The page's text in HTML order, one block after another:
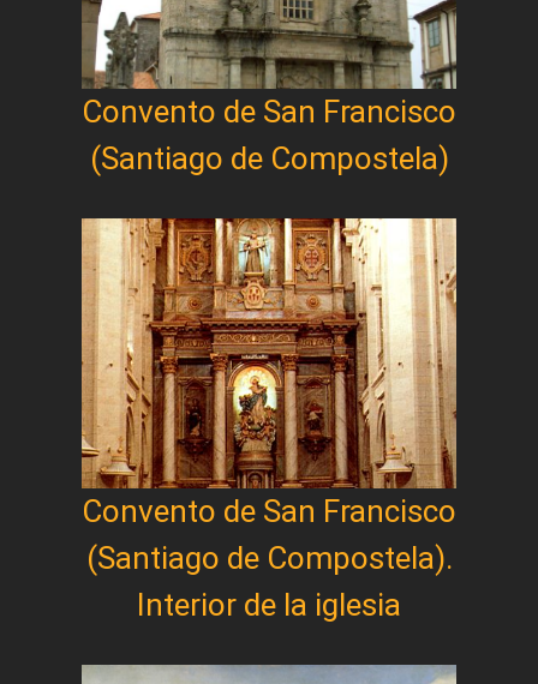
Convento de San Francisco
(Santiago de Compostela)
Convento de San Francisco
(Santiago de Compostela).
Interior de la iglesia